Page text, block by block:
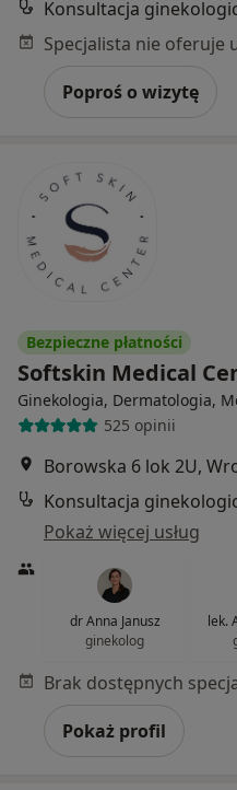
Konsultacja
Poproś o wizytę
Bezpieczne płatności
Softskin Medical
Ginekologia, Dermatologia,
525 opinii
Borowska 6 lok 2U,
Konsultacja
Pokaż więcej usług
dr Anna Janusz
ginekolog
lek.
Pokaż profil